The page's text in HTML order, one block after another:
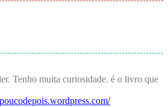
Tenho muita curiosidade. é o livro que